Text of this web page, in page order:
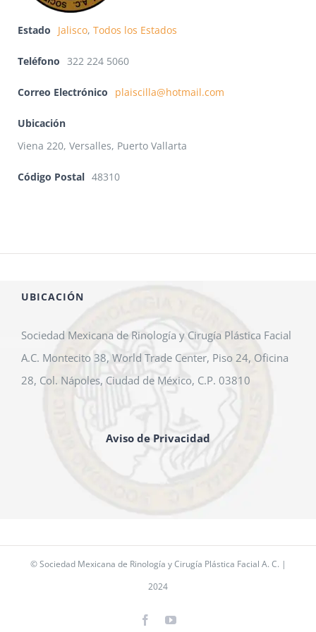
Estado Jalisco, Todos los Estados
Teléfono 322 224 5060
Correo Electrónico plaiscilla@hotmail.com
Ubicación
Viena 220, Versalles, Puerto Vallarta
Código Postal 48310
UBICACIÓN
Sociedad Mexicana de Rinología y Cirugía Plástica Facial
A.C. Montecito 38, World Trade Center, Piso 24, Oficina
28, Col. Nápoles, Ciudad de México, C.P. 03810
Aviso de Privacidad
© Sociedad Mexicana de Rinología y Cirugía Plástica Facial A. C. |
2024
FacebookYouTube